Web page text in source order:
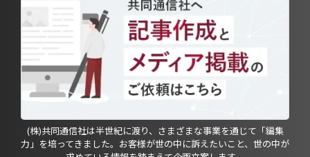
(株)共同通信社は半世紀に渡り、さまざまな事業を通じて「編集
力」を培ってきました。お客様が世の中に訴えたいこと、世の中が